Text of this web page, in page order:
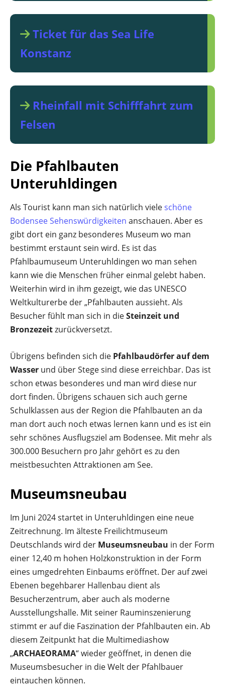
Ticket für das Sea Life
Konstanz
Rheinfall mit Schifffahrt zum
Felsen
Die Pfahlbauten
Unteruhldingen
Als Tourist kann man sich natürlich vieleschöne
Bodensee Sehenswürdigkeiten anschauen. Aber es
gibt dort ein ganz besonderes Museum wo man
bestimmt erstaunt sein wird. Es ist das
Pfahlbaumuseum Unteruhldingen wo man sehen
kann wie die Menschen früher einmal gelebt haben.
Weiterhin wird in ihm gezeigt, wie das UNESCO
Weltkulturerbe der „Pfahlbauten aussieht. Als
Besucher fühlt man sich in dieSteinzeit und
Bronzezeitzurückversetzt.
Übrigens befinden sich die Pfahlbaudörfer auf dem
Wasser und über Stege sind diese erreichbar. Das ist
schon etwas besonderes und man wird diese nur
dort finden. Übrigens schauen sich auch gerne
Schulklassen aus der Region die Pfahlbauten an da
man dort auch noch etwas lernen kann und es ist ein
sehr schönes Ausflugsziel am Bodensee. Mit mehr als
300.000 Besuchern pro Jahr gehört es zu den
meistbesuchten Attraktionen am See.
Museumsneubau
Im Juni 2024 startet in Unteruhldingen eine neue
Zeitrechnung. Im älteste Freilichtmuseum
Deutschlands wird der Museumsneubau in der Form
einer 12,40 m hohen Holzkonstruktion in der Form
eines umgedrehten Einbaums eröffnet. Der auf zwei
Ebenen begehbarer Hallenbau dient als
Besucherzentrum, aber auch als moderne
Ausstellungshalle. Mit seiner Rauminszenierung
stimmt er auf die Faszination der Pfahlbauten ein. Ab
diesem Zeitpunkt hat die Multimediashow
„ARCHAEORAMA“ wieder geöffnet, in denen die
Museumsbesucher in die Welt der Pfahlbauer
eintauchen können.